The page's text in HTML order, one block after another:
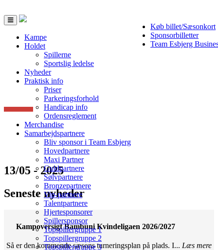
Køb billet/Sæsonkort
Sponsorbilletter
Team Esbjerg
Toggle
navigation
Kampe
Holdet
Spillerne
Sportslig ledelse
Nyheder
Praktisk info
Priser
Parkeringsforhold
Handicap info
Ordensreglement
Merchandise
Samarbejdspartnere
Bliv sponsor i Team Esbjerg
Hovedpartnere
Maxi Partner
Guldpartnere
Sølvpartnere
Bronzepartnere
Vip-partnere
Talentpartnere
Hjertesponsorer
Spillersponsor
Topspillergruppe 1
Topspillergruppe 2
Topspillergruppe 3
13/05 - 2025
Seneste nyheder
Kampoversigt Bambuni Kvindeligaen 2026/2027
Så er den kommende sæsons turneringsplan på plads. I... Læs mere